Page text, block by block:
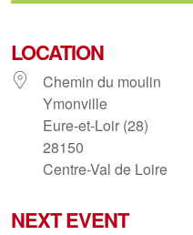
LOCATION
Chemin du moulin
Ymonville
Eure-et-Loir (28)
28150
Centre-Val de Loire
NEXT EVENT